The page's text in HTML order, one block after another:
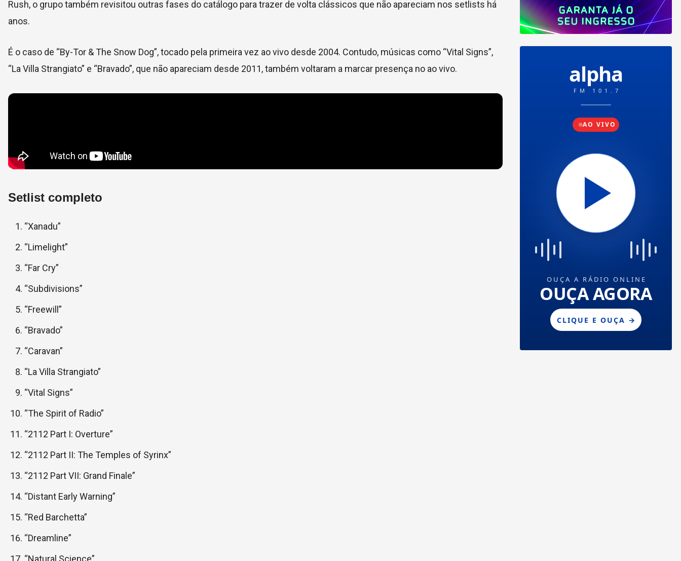
Rush, o grupo também revisitou outras fases do catálogo para trazer de volta clássicos que não apareciam nos setlists há
anos.
É o caso de “By-Tor & The Snow Dog”, tocado pela primeira vez ao vivo desde 2004. Contudo, músicas como “Vital Signs”,
“La Villa Strangiato” e “Bravado”, que não apareciam desde 2011, também voltaram a marcar presença no ao vivo.
Setlist completo
“Xanadu”
“Limelight”
“Far Cry”
“Subdivisions”
“Freewill”
“Bravado”
“Caravan”
“La Villa Strangiato”
“Vital Signs”
“The Spirit of Radio”
“2112 Part I: Overture”
“2112 Part II: The Temples of Syrinx”
“2112 Part VII: Grand Finale”
“Distant Early Warning”
“Red Barchetta”
“Dreamline”
“Natural Science”